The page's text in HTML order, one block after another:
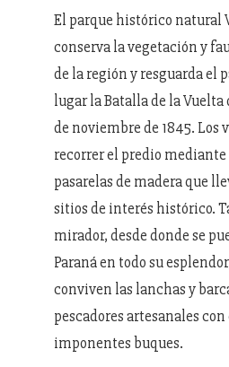
El parque histórico natural
conserva la vegetación y
de la región y resguarda el
lugar la Batalla de la Vuelta
de noviembre de 1845. Los
recorrer el predio
pasarelas de madera que
sitios de interés histórico.
mirador, desde donde se
Paraná en todo su
conviven las lanchas y
pescadores artesanales con
imponentes buques.